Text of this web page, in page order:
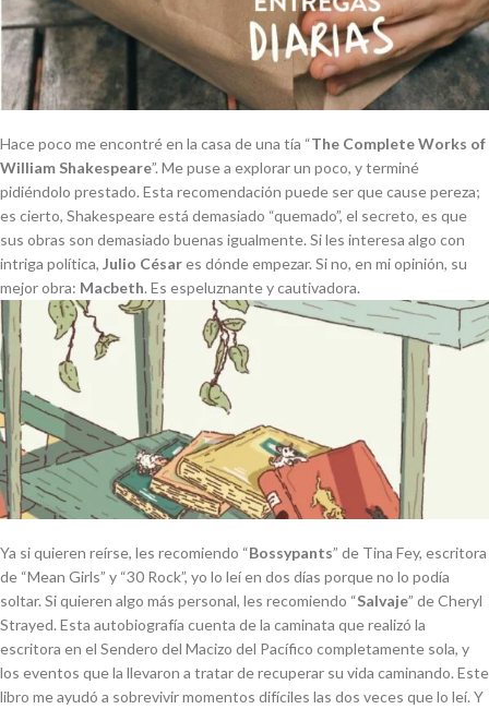
Hace poco me encontré en la casa de una tía “The Complete Works of
William Shakespeare”. Me puse a explorar un poco, y terminé
pidiéndolo prestado. Esta recomendación puede ser que cause pereza;
es cierto, Shakespeare está demasiado “quemado”, el secreto, es que
sus obras son demasiado buenas igualmente. Si les interesa algo con
intriga política, Julio Césares dónde empezar. Si no, en mi opinión, su
mejor obra: Macbeth. Es espeluznante y cautivadora.
Ya si quieren reírse, les recomiendo “Bossypants” de Tina Fey, escritora
de “Mean Girls” y “30 Rock”, yo lo leí en dos días porque no lo podía
soltar. Si quieren algo más personal, les recomiendo “Salvaje” de Cheryl
Strayed. Esta autobiografía cuenta de la caminata que realizó la
escritora en el Sendero del Macizo del Pacífico completamente sola, y
los eventos que la llevaron a tratar de recuperar su vida caminando. Este
libro me ayudó a sobrevivir momentos difíciles las dos veces que lo leí. Y